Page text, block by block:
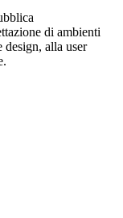
di ambienti
alla user